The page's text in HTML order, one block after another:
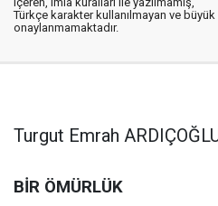
Türkçe karakter kullanılmayan ve
onaylanmamaktadır.
Turgut Emrah
BİR ÖMÜRLÜK